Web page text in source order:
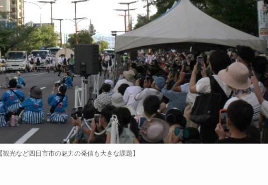
【観光など四日市市の魅力の発信も大きな課題】